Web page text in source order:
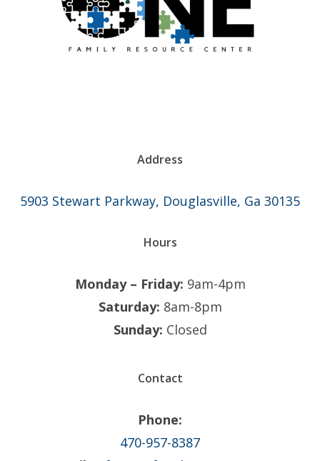
Address
5903 Stewart Parkway, Douglasville, Ga 30135
Hours
Monday – Friday: 9am-4pm
Saturday: 8am-8pm
Sunday: Closed
Contact
Phone:
470-957-8387